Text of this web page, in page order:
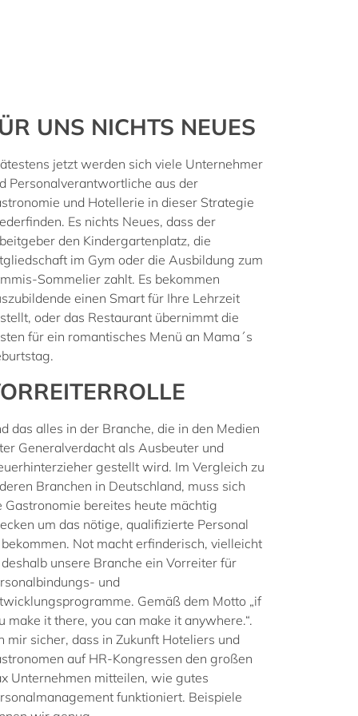
UNS NICHTS NEUES
jetzt werden sich viele Unternehmer
Personalverantwortliche aus der
und Hotellerie in dieser Strategie
Es nichts Neues, dass der
den Kindergartenplatz, die
im Gym oder die Ausbildung zum
Sommelier zahlt. Es bekommen
einen Smart für Ihre Lehrzeit
oder das Restaurant übernimmt die
für ein romantisches Menü an Mama´s
das alles in der Branche, die in den Medien
Generalverdacht als Ausbeuter und
gestellt wird. Im Vergleich zu
Branchen in Deutschland, muss sich
Gastronomie bereites heute mächtig
um das nötige, qualifizierte Personal
Not macht erfinderisch, vielleicht
unsere Branche ein Vorreiter für
und
Gemäß dem Motto „if
make it there, you can make it anywhere.“.
mir sicher, dass in Zukunft Hoteliers und
auf HR-Kongressen den großen
Unternehmen mitteilen, wie gutes
funktioniert. Beispiele